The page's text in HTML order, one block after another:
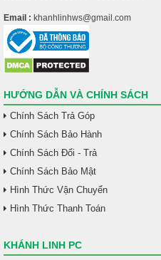
Email : khanhlinhws@gmail.com
HƯỚNG DẪN VÀ CHÍNH SÁCH
Chính Sách Trả Góp
Chính Sách Bảo Hành
Chính Sách Đổi - Trả
Chính Sách Bảo Mật
Hình Thức Vận Chuyển
Hình Thức Thanh Toán
KHÁNH LINH PC